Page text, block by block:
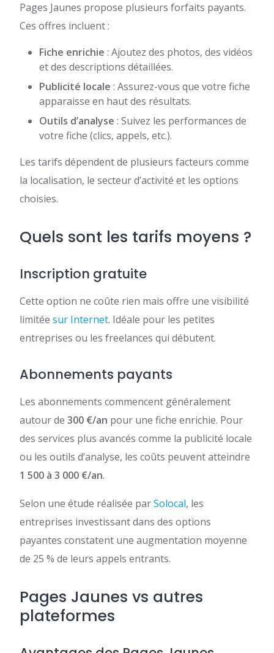
Pages Jaunes propose plusieurs forfaits payants.
Ces offres incluent :
Fiche enrichie : Ajoutez des photos, des vidéos
et des descriptions détaillées.
Publicité locale : Assurez-vous que votre fiche
apparaisse en haut des résultats.
Outils d’analyse : Suivez les performances de
votre fiche (clics, appels, etc.).
Les tarifs dépendent de plusieurs facteurs comme
la localisation, le secteur d’activité et les options
choisies.
Quels sont les tarifs moyens ?
Inscription gratuite
Cette option ne coûte rien mais offre une visibilité
limitée sur Internet. Idéale pour les petites
entreprises ou les freelances qui débutent.
Abonnements payants
Les abonnements commencent généralement
autour de 300 €/an pour une fiche enrichie. Pour
des services plus avancés comme la publicité locale
ou les outils d’analyse, les coûts peuvent atteindre
1 500 à 3 000 €/an.
Selon une étude réalisée parSolocal, les
entreprises investissant dans des options
payantes constatent une augmentation moyenne
de 25 % de leurs appels entrants.
Pages Jaunes vs autres
plateformes